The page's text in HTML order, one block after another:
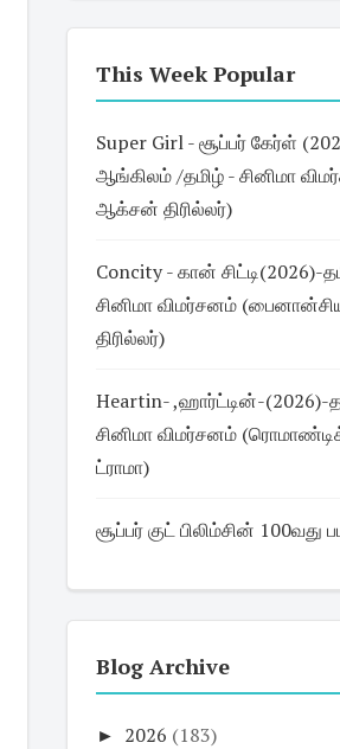
This Week Popular
Super Girl - சூப்பர் கேர்ள்
ஆங்கிலம் /தமிழ் - சினிமா
ஆக்சன் திரில்லர்)
Concity - கான் சிட்டி(2026)-
சினிமா விமர்சனம்
திரில்லர்)
Heartin- ,ஹார்ட்டின்-(2026)-
சினிமா விமர்சனம்
ட்ராமா)
சூப்பர் குட் பிலிம்சின் 100வது
Blog Archive
► 2026 (183)